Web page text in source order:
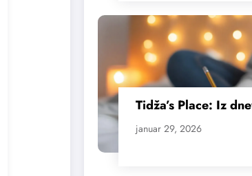
Tidža’s Place: Iz
januar 29, 2026